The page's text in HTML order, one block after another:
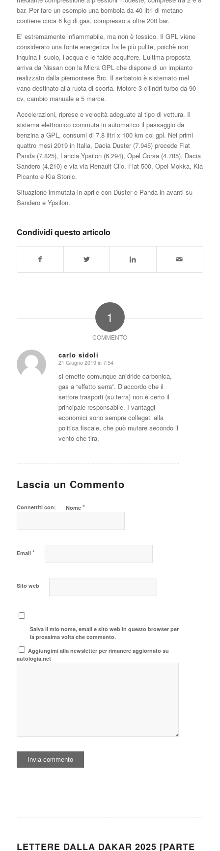
bar. Per fare un esempio una bombola da 40 litri di metano
contiene circa 6 kg di gas, compresso a oltre 200 bar.
E’ estremamente infiammabile, ma non è tossico. Il GPL viene
considerato una fonte energetica fra le più pulite, poichè non
inquina il suolo, l’acqua e le falde acquifere. L’ultima proposta
arriva da Nissan con la Micra GPL che dispone di un impianto
realizzato dalla piemontese Brc. Il serbatoio è sistemato mel
vano destinato alla ruota di scorta. Motore 3 cilindri turbo da 90
cv, cambio manuale a 5 marce.
Accelerazioni, riprese e velocità adeguate al tipo di vettura. Il
sistema elettronico commuta in automatico il passaggio da
benzina a GPL, consumi di 7,8 litri x 100 km col gpl. Nei primi
quattro mesi 2019 in Italia, Dacia Duster (7.945) precede Fiat
Panda (7.825), Lancia Ypsilon (6.294), Opel Corsa (4.785), Dacia
Sandero (4.210) e via via Renault Clio, Fiat 500, Opel Mokka, Kia
Picanto e Kia Stonic.
Situazione immutata in aprile con Duster e Panda in avanti su
Sandero e Ypsilon.
Condividi questo articolo
1
COMMENTO
carlo sidoli
dice:
21 Giugno 2019 in 7:54
si emette comunque anidride carbonica,
gas a “effetto serra”. D’accordo che il
settore trasporti (su terra) non è certo il
principale responsabile. I vantaggi
economici sono sempre collegati alla
politica fiscale, che può mutare secondo il
vento che tira.
Lascia un Commento
Connettiti con: Nome *
Email *
Sito web
Salva il mio nome, email e sito web in questo browser per
la prossima volta che commento.
Aggiungimi alla newsletter per rimanere aggiornato su
autologia.net
LETTERE DALLA DAKAR 2025 [PARTE